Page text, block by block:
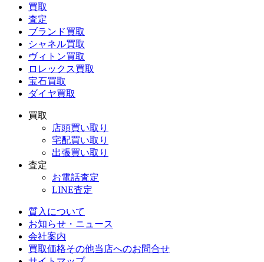
買取
査定
ブランド買取
シャネル買取
ヴィトン買取
ロレックス買取
宝石買取
ダイヤ買取
買取
店頭買い取り
宅配買い取り
出張買い取り
査定
お電話査定
LINE査定
質入について
お知らせ・ニュース
会社案内
買取価格その他当店へのお問合せ